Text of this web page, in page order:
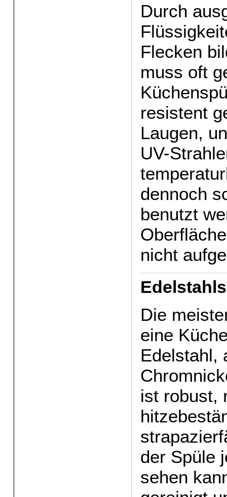
Durch
Flecken
muss oft
resistent
Laugen,
UV-
dennoch
benutzt
nicht
Die
eine
Edelstahl,
ist robust,
der Spüle
sehen